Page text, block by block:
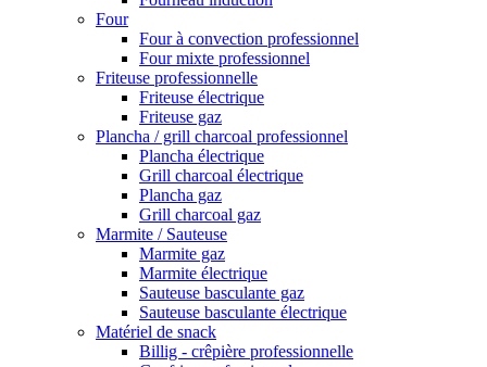
Four
Four à convection professionnel
Four mixte professionnel
Friteuse professionnelle
Friteuse électrique
Friteuse gaz
Plancha / grill charcoal professionnel
Plancha électrique
Grill charcoal électrique
Plancha gaz
Grill charcoal gaz
Marmite / Sauteuse
Marmite gaz
Marmite électrique
Sauteuse basculante gaz
Sauteuse basculante électrique
Matériel de snack
Billig - crêpière professionnelle